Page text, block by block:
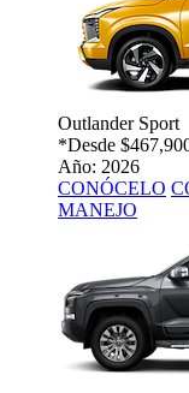
Outlander Sport
*Desde
Año: 2026
CONÓCELO
MANEJO